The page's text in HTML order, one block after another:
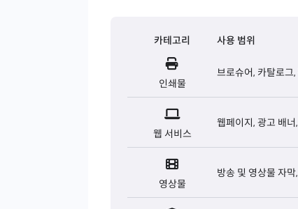
카테고리 사용 범위
인쇄물
브로슈어, 카탈로그
웹 서비스
웹페이지, 광고 배
영상물
방송 및 영상물 자